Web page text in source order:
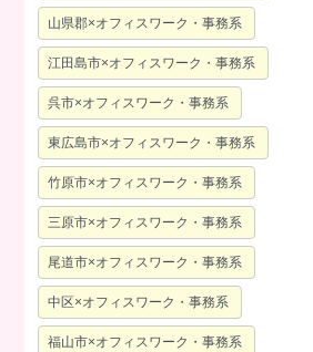
山県郡×オフィスワーク・事務系
江田島市×オフィスワーク・事務系
呉市×オフィスワーク・事務系
東広島市×オフィスワーク・事務系
竹原市×オフィスワーク・事務系
三原市×オフィスワーク・事務系
尾道市×オフィスワーク・事務系
中区×オフィスワーク・事務系
福山市×オフィスワーク・事務系